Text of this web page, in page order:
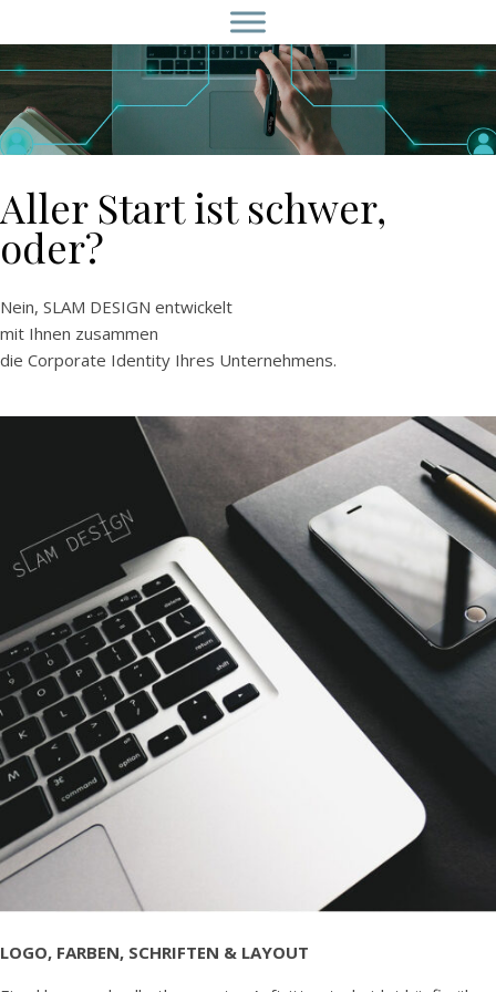
Aller Start ist schwer,
oder?
Nein, SLAM DESIGN entwickelt
mit Ihnen zusammen
die Corporate Identity Ihres Unternehmens.
LOGO, FARBEN, SCHRIFTEN & LAYOUT